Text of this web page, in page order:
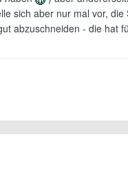
sich aber nur mal vor, die
abzuschneiden - die hat